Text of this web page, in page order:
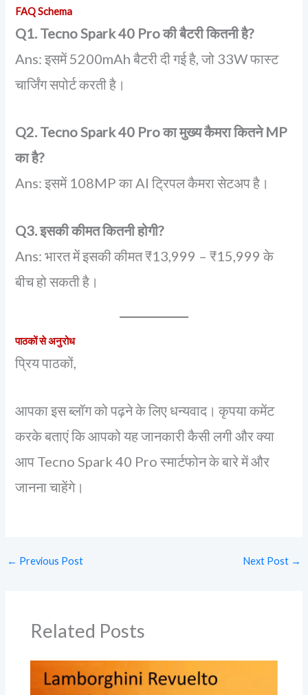
FAQ Schema
Q1. Tecno Spark 40 Pro की बैटरी कितनी है?
Ans: इसमें 5200mAh बैटरी दी गई है, जो 33W फास्ट
चार्जिंग सपोर्ट करती है।
Q2. Tecno Spark 40 Pro का मुख्य कैमरा कितने MP
का है?
Ans: इसमें 108MP का AI ट्रिपल कैमरा सेटअप है।
Q3. इसकी कीमत कितनी होगी?
Ans: भारत में इसकी कीमत ₹13,999 – ₹15,999 के
बीच हो सकती है।
पाठकों से अनुरोध
प्रिय पाठकों,
आपका इस ब्लॉग को पढ़ने के लिए धन्यवाद। कृपया कमेंट
करके बताएं कि आपको यह जानकारी कैसी लगी और क्या
आप Tecno Spark 40 Pro स्मार्टफोन के बारे में और
जानना चाहेंगे।
← Previous Post Next Post →
Related Posts